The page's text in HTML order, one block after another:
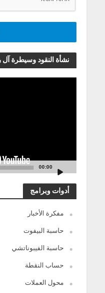
نشأة النقود وسيطرة آل
00:00
أدوات وبرامج
مفكرة الأخبار
حاسبة البيفوت
حاسبة الفيبوناتشي
حساب النقطة
محول العملات